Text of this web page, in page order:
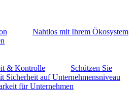
Nahtlos mit Ihrem Ökosystem
& Kontrolle
Schützen Sie
Sicherheit auf Unternehmensniveau
für Unternehmen